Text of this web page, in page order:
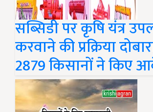
सब्सिडी पर कृषि यंत्र
करवाने की प्रक्रिया
2879 किसानों ने किए